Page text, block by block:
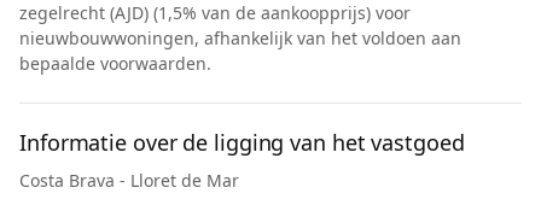
zegelrecht (AJD) (1,5% van de aankoopprijs) voor
nieuwbouwwoningen, afhankelijk van het voldoen aan
bepaalde voorwaarden.
Informatie over de ligging van het vastgoed
Costa Brava - Lloret de Mar